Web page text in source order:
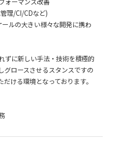
理/CI/CDなど)
ルの大きい様々な開発に携わ
ずに新しい手法・技術を積極的
グロースさせるスタンスですの
ける環境となっております。